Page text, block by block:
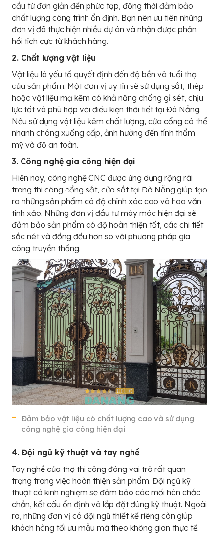
cầu từ đơn giản đến phức tạp, đồng thời đảm bảo
chất lượng công trình ổn định. Bạn nên ưu tiên những
đơn vị đã thực hiện nhiều dự án và nhận được phản
hồi tích cực từ khách hàng.
2. Chất lượng vật liệu
Vật liệu là yếu tố quyết định đến độ bền và tuổi thọ
của sản phẩm. Một đơn vị uy tín sẽ sử dụng sắt, thép
hoặc vật liệu mạ kẽm có khả năng chống gỉ sét, chịu
lực tốt và phù hợp với điều kiện thời tiết tại Đà Nẵng.
Nếu sử dụng vật liệu kém chất lượng, cửa cổng có thể
nhanh chóng xuống cấp, ảnh hưởng đến tính thẩm
mỹ và độ an toàn.
3. Công nghệ gia công hiện đại
Hiện nay, công nghệ CNC được ứng dụng rộng rãi
trong thi công cổng sắt, cửa sắt tại Đà Nẵng giúp tạo
ra những sản phẩm có độ chính xác cao và hoa văn
tinh xảo. Những đơn vị đầu tư máy móc hiện đại sẽ
đảm bảo sản phẩm có độ hoàn thiện tốt, các chi tiết
sắc nét và đồng đều hơn so với phương pháp gia
công truyền thống.
Đảm bảo vật liệu có chất lượng cao và sử dụng
công nghệ gia công hiện đại
4. Đội ngũ kỹ thuật và tay nghề
Tay nghề của thợ thi công đóng vai trò rất quan
trọng trong việc hoàn thiện sản phẩm. Đội ngũ kỹ
thuật có kinh nghiệm sẽ đảm bảo các mối hàn chắc
chắn, kết cấu ổn định và lắp đặt đúng kỹ thuật. Ngoài
ra, những đơn vị có đội ngũ thiết kế riêng còn giúp
khách hàng tối ưu mẫu mã theo không gian thực tế.